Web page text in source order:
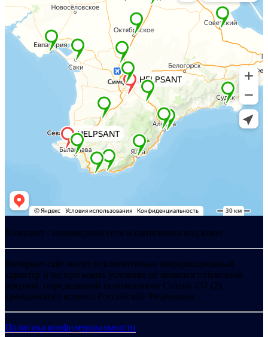
Хелпсант - инженерные сети и сантехника под ключ
Интернет-сайт носит исключительно информационный
характер и ни при каких условиях не является публичной
офертой, определяемой положениями Статьи 437 (2)
Гражданского кодекса Российской Федерации.
Политика конфиденциальности